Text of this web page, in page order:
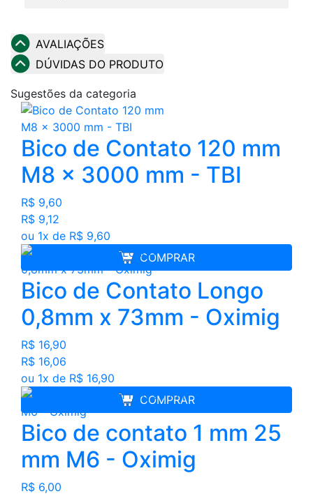
AVALIAÇÕES
DÚVIDAS DO PRODUTO
Sugestões da categoria
Bico de Contato 120 mm
M8 x 3000 mm - TBI
R$ 9,60
R$ 9,12
ou 1x de R$ 9,60
COMPRAR
Bico de Contato Longo
0,8mm x 73mm - Oximig
R$ 16,90
R$ 16,06
ou 1x de R$ 16,90
COMPRAR
Bico de contato 1 mm 25
mm M6 - Oximig
R$ 6,00